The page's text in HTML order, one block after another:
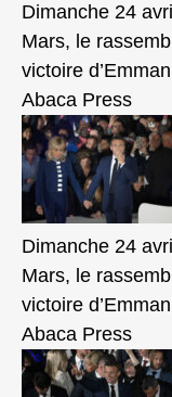
Dimanche 24
Mars, le
victoire
Abaca Press
Dimanche 24
Mars, le
victoire
Abaca Press